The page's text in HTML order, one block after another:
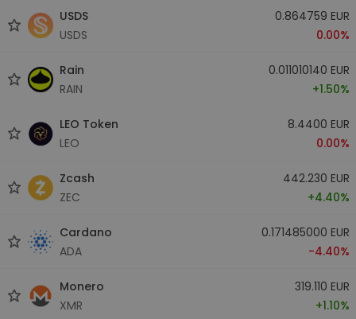
USDS
USDS
0.864759 EUR
0.00%
Rain
RAIN
0.011010140 EUR
+1.50%
LEO Token
LEO
8.4400 EUR
0.00%
Zcash
ZEC
442.230 EUR
+4.40%
Cardano
ADA
0.171485000 EUR
-4.40%
Monero
XMR
319.110 EUR
+1.10%